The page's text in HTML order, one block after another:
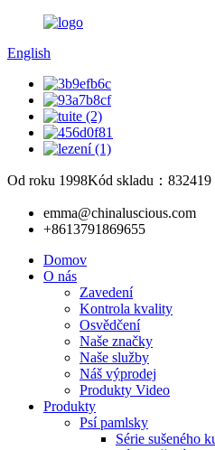
English
Od roku 1998Kód skladu：832419
emma@chinaluscious.com
+8613791869655
Domov
O nás
Zavedení
Kontrola kvality
Osvědčení
Naše značky
Naše služby
Náš výprodej
Produkty Video
Produkty
Psí pamlsky
Série sušeného